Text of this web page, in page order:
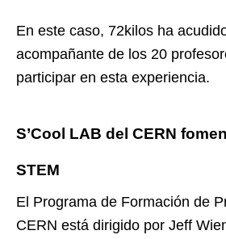
En este caso, 72kilos ha
acompañante de los 20
participar en esta experiencia.
S’Cool LAB del CERN
STEM
El Programa de Formación de
CERN está dirigido por Jeff